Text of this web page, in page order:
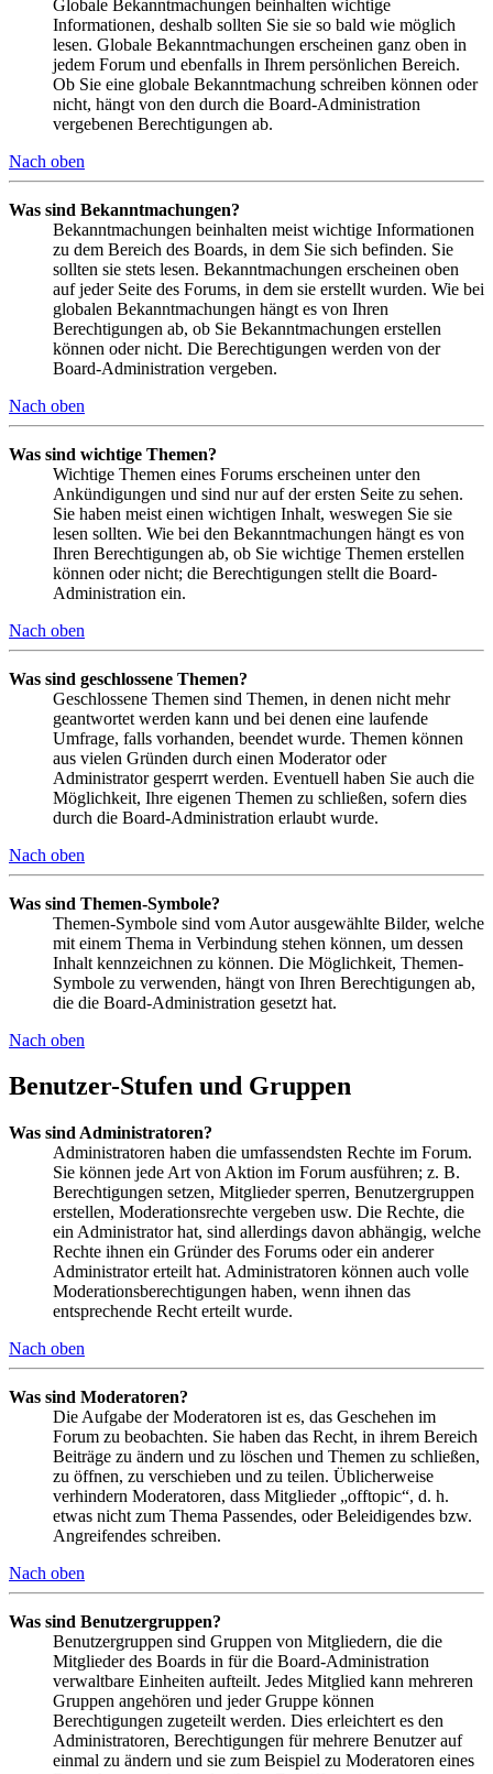
Globale Bekanntmachungen beinhalten wichtige
Informationen, deshalb sollten Sie sie so bald wie möglich
lesen. Globale Bekanntmachungen erscheinen ganz oben in
jedem Forum und ebenfalls in Ihrem persönlichen Bereich.
Ob Sie eine globale Bekanntmachung schreiben können oder
nicht, hängt von den durch die Board-Administration
vergebenen Berechtigungen ab.
Nach oben
Was sind Bekanntmachungen?
Bekanntmachungen beinhalten meist wichtige Informationen
zu dem Bereich des Boards, in dem Sie sich befinden. Sie
sollten sie stets lesen. Bekanntmachungen erscheinen oben
auf jeder Seite des Forums, in dem sie erstellt wurden. Wie bei
globalen Bekanntmachungen hängt es von Ihren
Berechtigungen ab, ob Sie Bekanntmachungen erstellen
können oder nicht. Die Berechtigungen werden von der
Board-Administration vergeben.
Nach oben
Was sind wichtige Themen?
Wichtige Themen eines Forums erscheinen unter den
Ankündigungen und sind nur auf der ersten Seite zu sehen.
Sie haben meist einen wichtigen Inhalt, weswegen Sie sie
lesen sollten. Wie bei den Bekanntmachungen hängt es von
Ihren Berechtigungen ab, ob Sie wichtige Themen erstellen
können oder nicht; die Berechtigungen stellt die Board-
Administration ein.
Nach oben
Was sind geschlossene Themen?
Geschlossene Themen sind Themen, in denen nicht mehr
geantwortet werden kann und bei denen eine laufende
Umfrage, falls vorhanden, beendet wurde. Themen können
aus vielen Gründen durch einen Moderator oder
Administrator gesperrt werden. Eventuell haben Sie auch die
Möglichkeit, Ihre eigenen Themen zu schließen, sofern dies
durch die Board-Administration erlaubt wurde.
Nach oben
Was sind Themen-Symbole?
Themen-Symbole sind vom Autor ausgewählte Bilder, welche
mit einem Thema in Verbindung stehen können, um dessen
Inhalt kennzeichnen zu können. Die Möglichkeit, Themen-
Symbole zu verwenden, hängt von Ihren Berechtigungen ab,
die die Board-Administration gesetzt hat.
Nach oben
Benutzer-Stufen und Gruppen
Was sind Administratoren?
Administratoren haben die umfassendsten Rechte im Forum.
Sie können jede Art von Aktion im Forum ausführen; z. B.
Berechtigungen setzen, Mitglieder sperren, Benutzergruppen
erstellen, Moderationsrechte vergeben usw. Die Rechte, die
ein Administrator hat, sind allerdings davon abhängig, welche
Rechte ihnen ein Gründer des Forums oder ein anderer
Administrator erteilt hat. Administratoren können auch volle
Moderationsberechtigungen haben, wenn ihnen das
entsprechende Recht erteilt wurde.
Nach oben
Was sind Moderatoren?
Die Aufgabe der Moderatoren ist es, das Geschehen im
Forum zu beobachten. Sie haben das Recht, in ihrem Bereich
Beiträge zu ändern und zu löschen und Themen zu schließen,
zu öffnen, zu verschieben und zu teilen. Üblicherweise
verhindern Moderatoren, dass Mitglieder „offtopic“, d. h.
etwas nicht zum Thema Passendes, oder Beleidigendes bzw.
Angreifendes schreiben.
Nach oben
Was sind Benutzergruppen?
Benutzergruppen sind Gruppen von Mitgliedern, die die
Mitglieder des Boards in für die Board-Administration
verwaltbare Einheiten aufteilt. Jedes Mitglied kann mehreren
Gruppen angehören und jeder Gruppe können
Berechtigungen zugeteilt werden. Dies erleichtert es den
Administratoren, Berechtigungen für mehrere Benutzer auf
einmal zu ändern und sie zum Beispiel zu Moderatoren eines